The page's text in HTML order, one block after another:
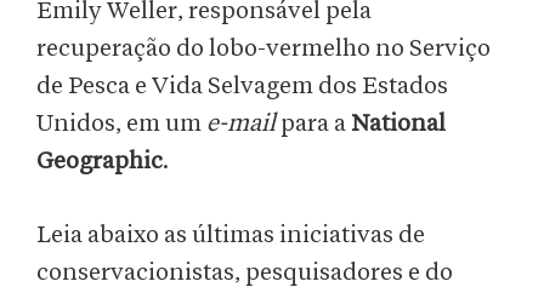
Emily Weller, responsável pela
recuperação do lobo-vermelho no Serviço
de Pesca e Vida Selvagem dos Estados
Unidos, em um e-mailpara a National
Geographic.
Leia abaixo as últimas iniciativas de
conservacionistas, pesquisadores e do